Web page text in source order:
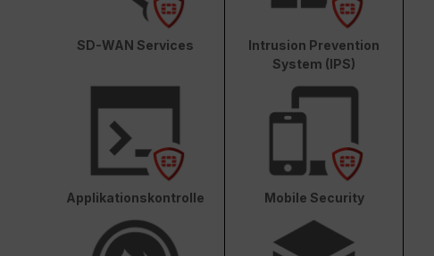
SD-WAN Services
Intrusion Prevention
System (IPS)
Applikationskontrolle Mobile Security